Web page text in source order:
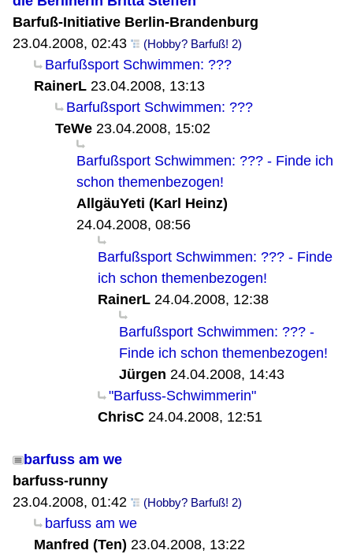
Barfuß-Initiative Berlin-Brandenburg
23.04.2008, 02:43
(Hobby? Barfuß! 2)
Barfußsport Schwimmen: ???
RainerL 23.04.2008, 13:13
Barfußsport Schwimmen: ???
TeWe 23.04.2008, 15:02
Barfußsport Schwimmen: ??? - Finde ich
schon themenbezogen!
AllgäuYeti (Karl Heinz)
24.04.2008, 08:56
Barfußsport Schwimmen: ??? - Finde
ich schon themenbezogen!
RainerL 24.04.2008, 12:38
Barfußsport Schwimmen: ??? -
Finde ich schon themenbezogen!
Jürgen 24.04.2008, 14:43
"Barfuss-Schwimmerin"
ChrisC 24.04.2008, 12:51
barfuss am we
barfuss-runny
23.04.2008, 01:42
(Hobby? Barfuß! 2)
barfuss am we
Manfred (Ten) 23.04.2008, 13:22